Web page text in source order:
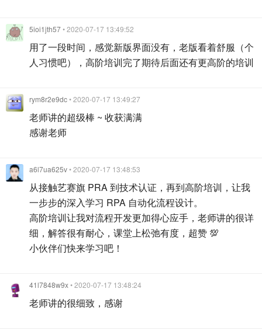
5ioi1jth57• 2020-07-17 13:49:52
用了一段时间，感觉新版界面没有，老版看着舒服（个
人习惯吧），高阶培训完了期待后面还有更高阶的培训
rym8r2e9dc• 2020-07-17 13:49:27
老师讲的超级棒 ~ 收获满满
感谢老师
a6l7ua625v• 2020-07-17 13:48:53
从接触艺赛旗 PRA 到技术认证，再到高阶培训，让我
一步步的深入学习 RPA 自动化流程设计。
高阶培训让我对流程开发更加得心应手，老师讲的很详
细，解答很有耐心，课堂上松弛有度，超赞 💯
小伙伴们快来学习吧！
41l7848w9x• 2020-07-17 13:48:24
老师讲的很细致，感谢